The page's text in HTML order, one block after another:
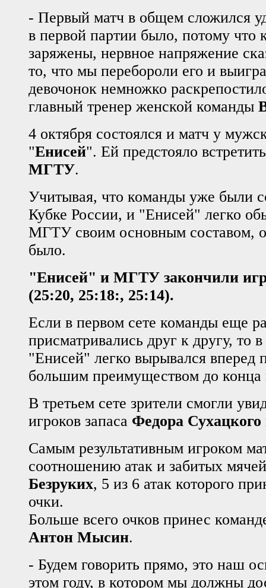
- Первый матч в общем сложился
в первой партии было, потому что
заряжены, нервное напряжение
то, что мы перебороли его и
девочонок немножко
главный тренер женской команды
4 октября состоялся и матч у
"Енисей". Ей предстояло
МГТУ.
Учитывая, что команды уже были
Кубке России, и "Енисей" легко
МГТУ своим основным составом,
было.
"Енисей" и МГТУ закончили
(25:20, 25:18:, 25:14).
Если в первом сете команды еще
присматривались друг к другу, то
"Енисей" легко вырывался вперед
большим преимуществом до конца
В третьем сете зрители смогли
игроков запаса Федора Сухацкого
Самым результативным игроком
соотношению атак и забитых
Безруких, 5 из 6 атак которого
очки.
Больше всего очков принес
Антон Мысин.
- Будем говорить прямо, это наш
этом году, в котором мы должны